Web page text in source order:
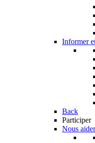
Informer
Back
Participer
Nous aider